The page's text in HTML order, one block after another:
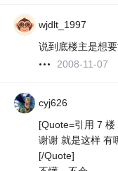
wjdlt_1997
说到底楼主是想
2008-11-07
cyj626
[Quote=引用 7
谢谢 就是这样 有
[/Quote]